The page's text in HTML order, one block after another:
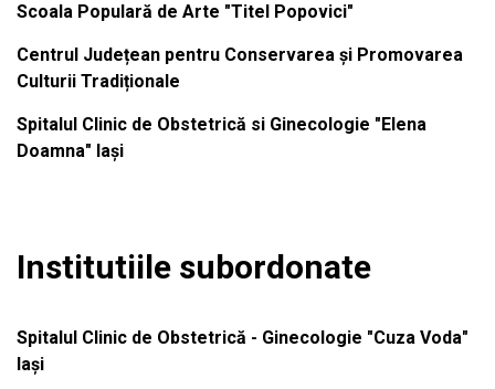
Scoala Populară de Arte "Titel Popovici"
Centrul Județean pentru Conservarea și Promovarea
Culturii Tradiționale
Spitalul Clinic de Obstetrică si Ginecologie "Elena
Doamna" Iași
Institutiile subordonate
Spitalul Clinic de Obstetrică - Ginecologie "Cuza Voda"
Iași